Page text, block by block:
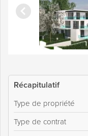
Récapitulatif
Type de propriété
Type de contrat